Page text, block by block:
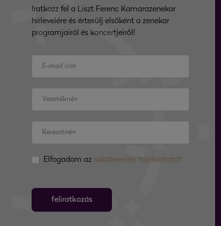
Iratkozz fel a Liszt Ferenc Kamarazenekar
hírlevelére és értesülj elsőként a zenekar
programjairól és koncertjeiről!
Elfogadom az adatkezelési tájékoztatót
feliratkozás